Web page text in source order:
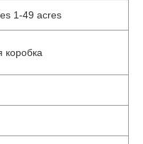
1-49 acres
коробка